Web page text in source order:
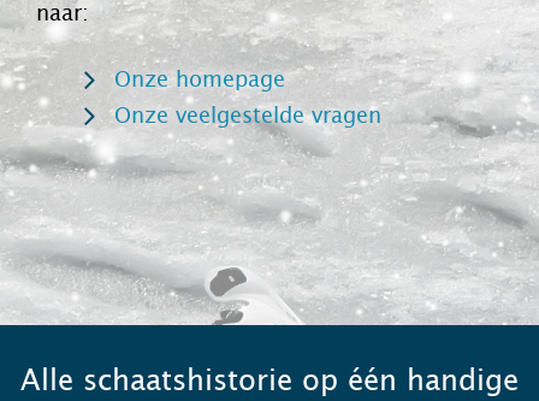
naar:
Onze homepage
Onze veelgestelde vragen
Alle schaatshistorie op één handige